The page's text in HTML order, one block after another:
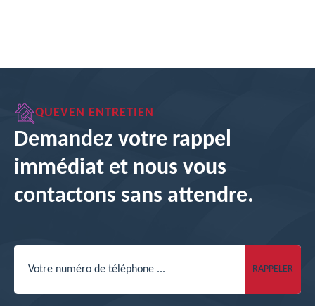
QUEVEN ENTRETIEN
Demandez votre rappel
immédiat et nous vous
contactons sans attendre.